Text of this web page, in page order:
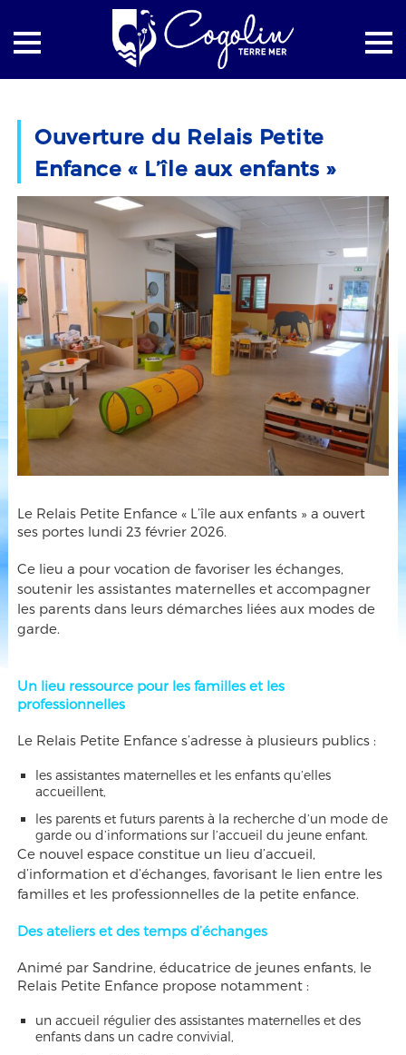
Ouverture du Relais Petite
Enfance « L’île aux enfants »
Le Relais Petite Enfance « L’île aux enfants » a ouvert
ses portes lundi 23 février 2026.
Ce lieu a pour vocation de favoriser les échanges,
soutenir les assistantes maternelles et accompagner
les parents dans leurs démarches liées aux modes de
garde.
Un lieu ressource pour les familles et les
professionnelles
Le Relais Petite Enfance s’adresse à plusieurs publics :
les assistantes maternelles et les enfants qu’elles
accueillent,
les parents et futurs parents à la recherche d’un mode de
garde ou d’informations sur l’accueil du jeune enfant.
Ce nouvel espace constitue un lieu d’accueil,
d’information et d’échanges, favorisant le lien entre les
familles et les professionnelles de la petite enfance.
Des ateliers et des temps d’échanges
Animé par Sandrine, éducatrice de jeunes enfants, le
Relais Petite Enfance propose notamment :
un accueil régulier des assistantes maternelles et des
enfants dans un cadre convivial,